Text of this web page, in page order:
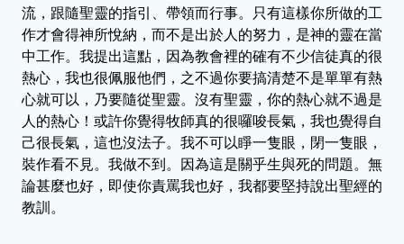
流，跟隨聖靈的指引、帶領而行事。只有這樣你所做的工
作才會得神所悅納，而不是出於人的努力，是神的靈在當
中工作。我提出這點，因為教會裡的確有不少信徒真的很
熱心，我也很佩服他們，之不過你要搞清楚不是單單有熱
心就可以，乃要隨從聖靈。沒有聖靈，你的熱心就不過是
人的熱心！或許你覺得牧師真的很囉唆長氣，我也覺得自
己很長氣，這也沒法子。我不可以睜一隻眼，閉一隻眼，
裝作看不見。我做不到。因為這是關乎生與死的問題。無
論甚麼也好，即使你責罵我也好，我都要堅持說出聖經的
教訓。